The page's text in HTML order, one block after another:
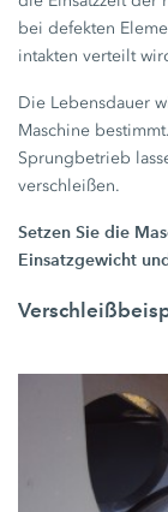
bei defekten
intakten verteilt
Die Lebensdauer
Maschine
Sprungbetrieb
verschleißen.
Setzen Sie die
Einsatzgewicht